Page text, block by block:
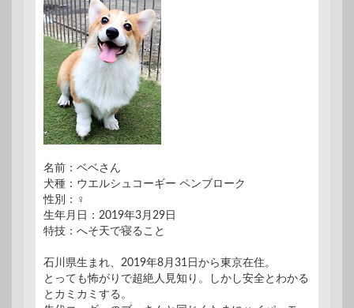
名前：ベベさん
犬種：ウエルシュコーギー ペンブローク
性別：♀
生年月日：2019年3月29日
特技：へそ天で寝ること
石川県生まれ、2019年8月31日から東京在住。
とっても怖がりで超絶人見知り。しかし安全とわかる
とカミカミする。